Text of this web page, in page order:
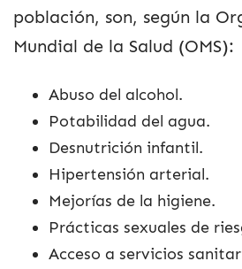
población, son, según la
Mundial de la Salud (OMS):
Abuso del alcohol.
Potabilidad del agua.
Desnutrición infantil.
Hipertensión arterial.
Mejorías de la higiene.
Prácticas sexuales de
Acceso a servicios